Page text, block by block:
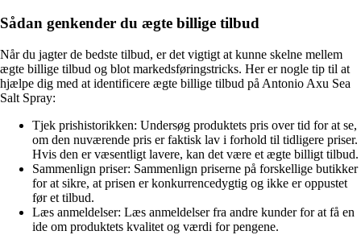
Sådan genkender du ægte billige tilbud
Når du jagter de bedste tilbud, er det vigtigt at kunne skelne mellem
ægte billige tilbud og blot markedsføringstricks. Her er nogle tip til at
hjælpe dig med at identificere ægte billige tilbud på Antonio Axu Sea
Salt Spray:
Tjek prishistorikken: Undersøg produktets pris over tid for at se,
om den nuværende pris er faktisk lav i forhold til tidligere priser.
Hvis den er væsentligt lavere, kan det være et ægte billigt tilbud.
Sammenlign priser: Sammenlign priserne på forskellige butikker
for at sikre, at prisen er konkurrencedygtig og ikke er oppustet
før et tilbud.
Læs anmeldelser: Læs anmeldelser fra andre kunder for at få en
ide om produktets kvalitet og værdi for pengene.